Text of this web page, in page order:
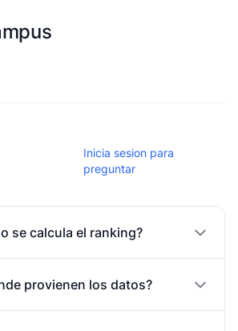
Inicia sesion para
preguntar
se calcula el ranking?
provienen los datos?